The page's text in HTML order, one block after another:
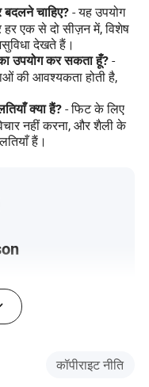
चाहिए? - यह उपयोग
हर एक से दो सीज़न में, विशेष
देखते हैं।
उपयोग कर सकता हूँ? -
की आवश्यकता होती है,
क्या हैं? - फिट के लिए
नहीं करना, और शैली के
हैं।
में एक अनुभवी लेखक
गहरी समझ के साथ, ग्रेस
लिए समर्पित किया
आवाज बना दिया है।
कॉपीराइट नीति